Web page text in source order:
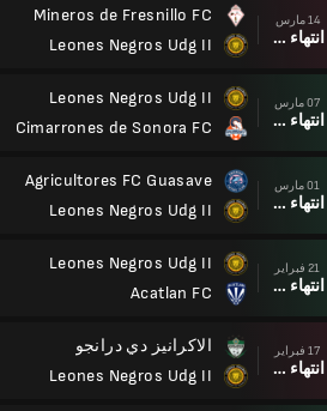
14 مارس
انتهاء وقت المباراة
Mineros de Fresnillo FC
Leones Negros Udg II
07 مارس
انتهاء وقت المباراة
Leones Negros Udg II
Cimarrones de Sonora FC
01 مارس
انتهاء وقت المباراة
Agricultores FC Guasave
Leones Negros Udg II
21 فبراير
انتهاء وقت المباراة
Leones Negros Udg II
Acatlan FC
17 فبراير
انتهاء وقت المباراة
الاكرانيز دي درانجو
Leones Negros Udg II